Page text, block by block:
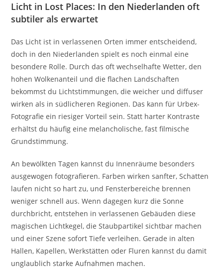
Licht in Lost Places: In den Niederlanden oft
subtiler als erwartet
Das Licht ist in verlassenen Orten immer entscheidend,
doch in den Niederlanden spielt es noch einmal eine
besondere Rolle. Durch das oft wechselhafte Wetter, den
hohen Wolkenanteil und die flachen Landschaften
bekommst du Lichtstimmungen, die weicher und diffuser
wirken als in südlicheren Regionen. Das kann für Urbex-
Fotografie ein riesiger Vorteil sein. Statt harter Kontraste
erhältst du häufig eine melancholische, fast filmische
Grundstimmung.
An bewölkten Tagen kannst du Innenräume besonders
ausgewogen fotografieren. Farben wirken sanfter, Schatten
laufen nicht so hart zu, und Fensterbereiche brennen
weniger schnell aus. Wenn dagegen kurz die Sonne
durchbricht, entstehen in verlassenen Gebäuden diese
magischen Lichtkegel, die Staubpartikel sichtbar machen
und einer Szene sofort Tiefe verleihen. Gerade in alten
Hallen, Kapellen, Werkstätten oder Fluren kannst du damit
unglaublich starke Aufnahmen machen.